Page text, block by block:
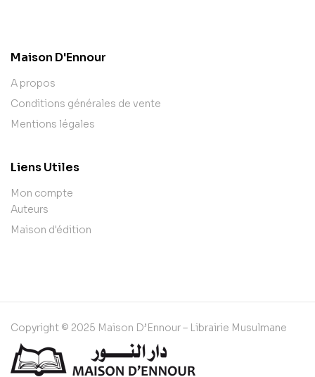
Maison D'Ennour
A propos
Conditions générales de vente
Mentions légales
Liens Utiles
Mon compte
Auteurs
Maison d'édition
Copyright © 2025 Maison D’Ennour – Librairie Musulmane